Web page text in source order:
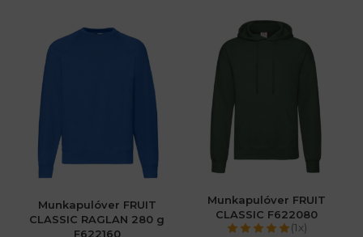
Munkapulóver FRUIT
CLASSIC RAGLAN 280 g
F622160
Munkapulóver FRUIT
CLASSIC F622080
(1x)